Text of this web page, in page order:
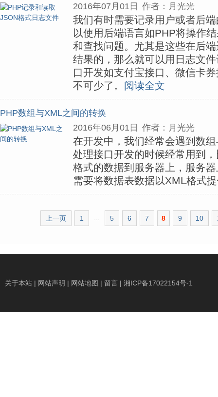
2016年07月01日 作者：月光光
我们有时需要记录用户或者后
以使用后端语言如PHP将操作
和查找问题。尤其是这些在后
结果的，那么就可以用日志文
口开发如支付宝接口、微信卡
不可少了。 阅读全文
PHP数组与XML之间的转换
2016年06月01日 作者：月光光
在开发中，我们经常会遇到数
处理接口开发的时候经常用到
格式的数据到服务器上，服务
需要将数据表数据以XML格式
上一页 1 5 6 7 8 9 10
关于本站 | 网站声明 | 网站地图 | 留言 | 湘ICP备17022154号-1